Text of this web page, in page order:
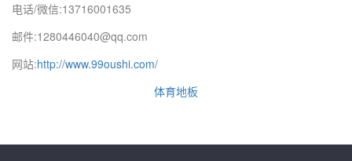
电话/微信:13716001635
邮件:1280446040@qq.com
网站:http://www.99oushi.com/
体育地板